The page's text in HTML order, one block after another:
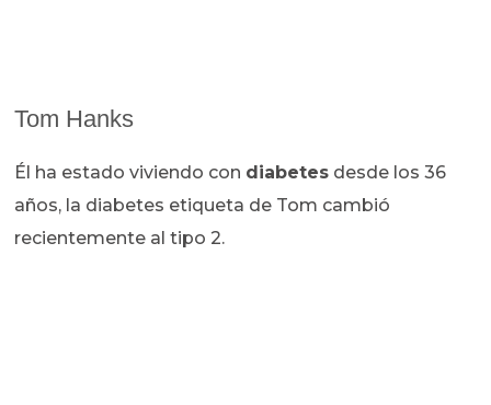
Tom Hanks
Él ha estado viviendo con diabetes desde los 36
años, la diabetes etiqueta de Tom cambió
recientemente al tipo 2.